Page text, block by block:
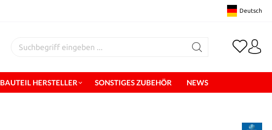
Deutsch
BAUTEIL HERSTELLER SONSTIGES ZUBEHÖR NEWS